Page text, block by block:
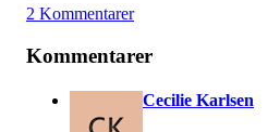
2 Kommentarer
Kommentarer
Cecilie Karlsen